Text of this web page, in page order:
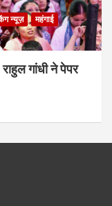
न्यूज़
महंगाई
गांधी ने पेपर